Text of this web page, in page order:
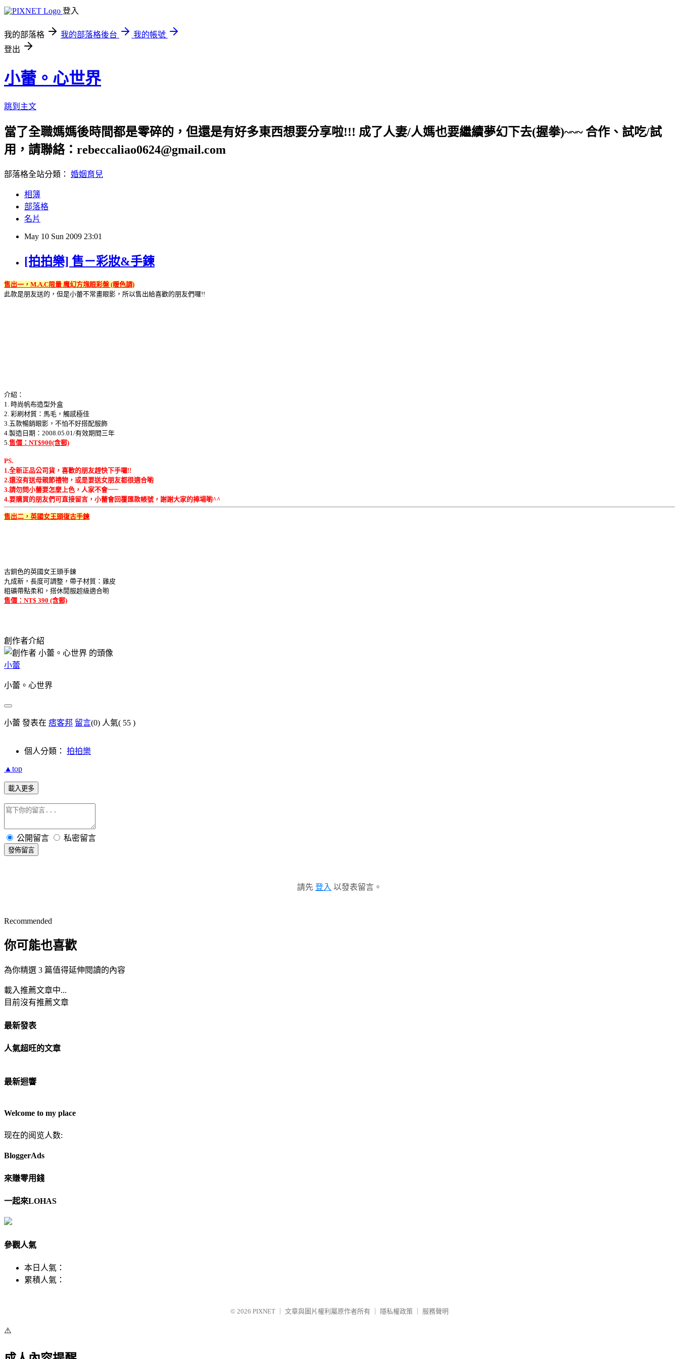
登入
我的部落格 我的部落格後台
我的帳號
登出
小蕾。心世界
跳到主文
當了全職媽媽後時間都是零碎的，但還是有好多東西想要分享啦!!! 成了人妻/人媽也要繼續夢幻下去(握拳)~~~ 合作、試吃/試
用，請聯絡：rebeccaliao0624@gmail.com
部落格全站分類： 婚姻育兒
相簿
部落格
名片
May 10 Sun 2009 23:01
[拍拍樂] 售－彩妝&手鍊
售出一，M.A.C限量 魔幻方塊眼彩盤 (暖色調)
此款是朋友送的，但是小蕾不常畫眼影，所以售出給喜歡的朋友們囉!!
介紹：
1. 時尚帆布造型外盒
2. 彩刷材質：馬毛，觸感極佳
3.五款暢銷眼影，不怕不好搭配服飾
4.製造日期：2008.05.01/有效期間三年
5. 售價：NT$900(含郵)
PS.
1.全新正品公司貨，喜歡的朋友趕快下手囉!!
2.還沒有送母親節禮物，或是要送女朋友都很適合喲
3.請勿問小蕾要怎麼上色，人家不會~~~
4.要購買的朋友們可直接留言，小蕾會回覆匯款帳號，謝謝大家的捧場喲^^
售出二，英國女王頭復古手鍊
古銅色的英國女王頭手鍊
九成新，長度可調整，帶子材質：雞皮
粗礦帶點柔和，搭休閒服超級適合喲
售價：NT$ 390 (含郵)
創作者介紹
小蕾
小蕾。心世界
小蕾 發表在 痞客邦 留言(0) 人氣( 55 )
個人分類： 拍拍樂
▲top
載入更多
公開留言 私密留言
發佈留言
請先 登入 以發表留言。
Recommended
你可能也喜歡
為你精選 3 篇值得延伸閱讀的內容
載入推薦文章中...
目前沒有推薦文章
最新發表
人氣超旺的文章
最新迴響
Welcome to my place
现在的阅览人数:
BloggerAds
來賺零用錢
一起來LOHAS
參觀人氣
本日人氣：
累積人氣：
© 2026 PIXNET 文章與圖片權利屬原作者所有 隱私權政策 服務聲明
⚠️